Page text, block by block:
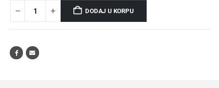
DODAJ U KORPU